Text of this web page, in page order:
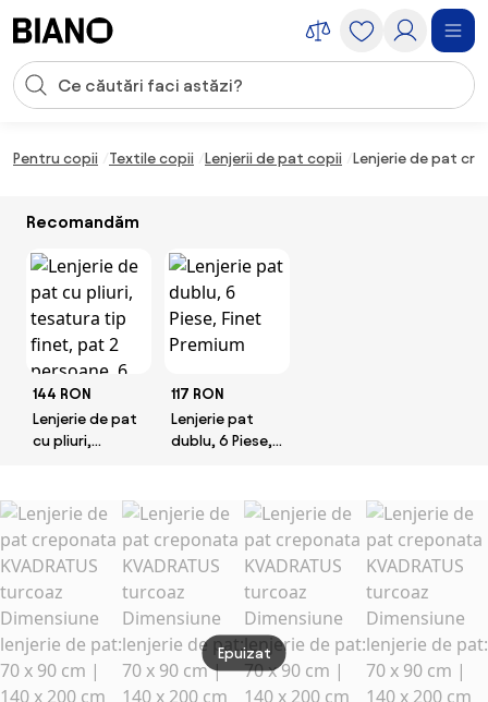
Introducerea căutării
Pentru copii Textile copii Lenjerii de pat copii Lenjerie de pat
Recomandăm
144 RON
Lenjerie de pat
cu pliuri,
persoane, 6
piese -Alb
117 RON
Lenjerie pat
dublu, 6 Piese,
Epuizat